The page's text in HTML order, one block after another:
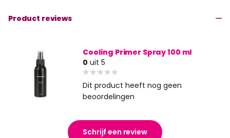
Product reviews
Cooling Primer Spray 100 ml
0 uit 5
Dit product heeft nog geen
beoordelingen
Schrijf een review